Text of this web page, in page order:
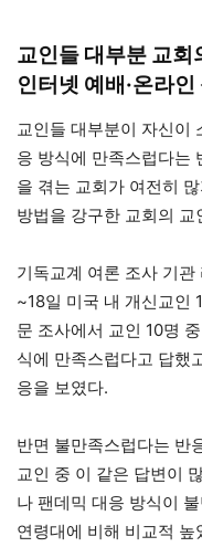
교인들 대부분 교회
인터넷 예배·온라
교인들 대부분이 자신이
응 방식에 만족스럽다는
을 겪는 교회가 여전히
방법을 강구한 교회의
기독교계 여론 조사 기
~18일 미국 내 개신교인
문 조사에서 교인 10명
식에 만족스럽다고 답했
응을 보였다.
반면 불만족스럽다는 반
교인 중 이 같은 답변이
나 팬데믹 대응 방식이
연령대에 비해 비교적